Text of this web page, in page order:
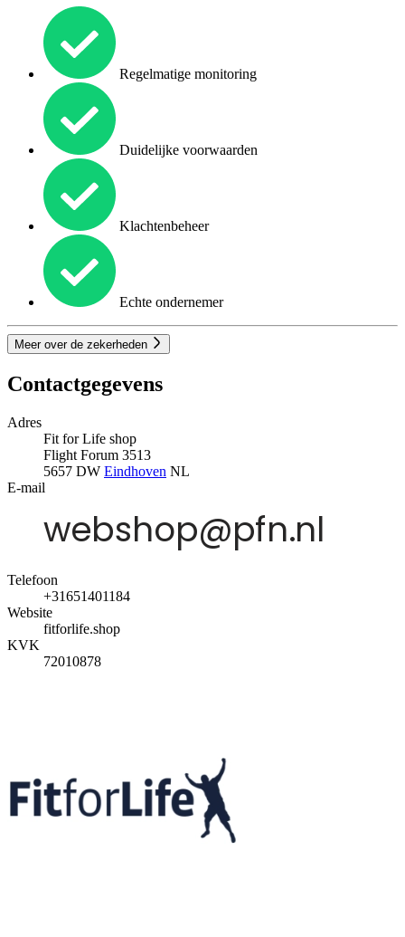
Regelmatige monitoring
Duidelijke voorwaarden
Klachtenbeheer
Echte ondernemer
Meer over de zekerheden
Contactgegevens
Adres
Fit for Life shop
Flight Forum 3513
5657 DW Eindhoven NL
E-mail
Telefoon
+31651401184
Website
fitforlife.shop
KVK
72010878